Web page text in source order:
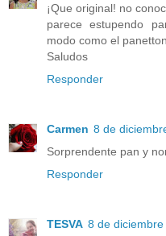
¡Que original! no
parece estupendo
modo como el
Saludos
Responder
Carmen 8 de
Sorprendente pan y
Responder
TESVA 8 de